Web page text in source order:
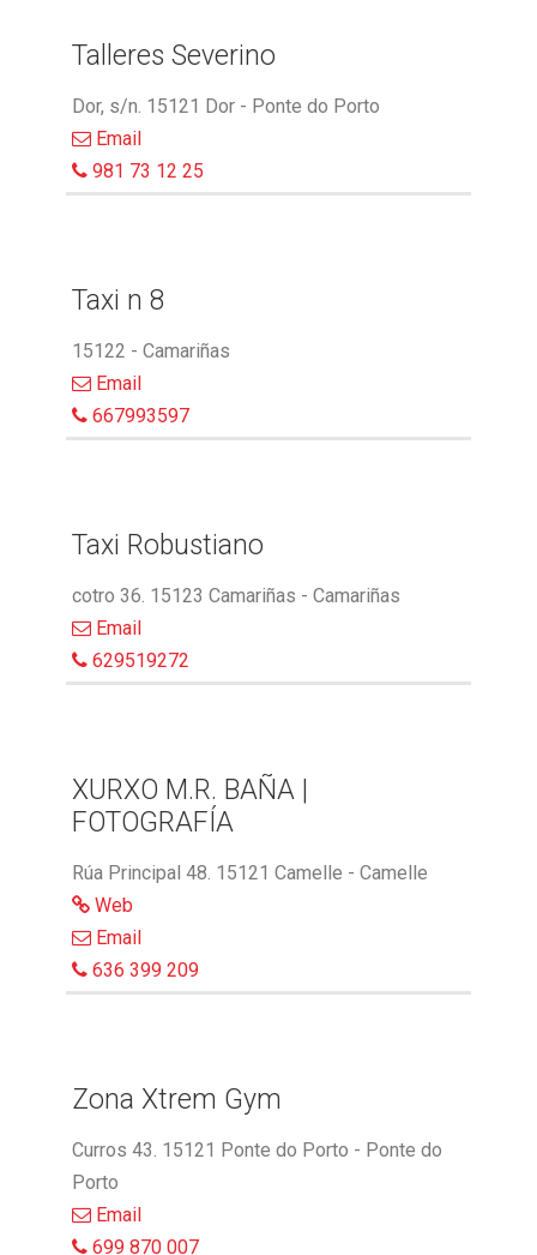
Talleres Severino
Dor, s/n. 15121 Dor - Ponte do Porto
Email
981 73 12 25
Taxi n 8
15122 - Camariñas
Email
667993597
Taxi Robustiano
cotro 36. 15123 Camariñas - Camariñas
Email
629519272
XURXO M.R. BAÑA |
FOTOGRAFÍA
Rúa Principal 48. 15121 Camelle - Camelle
Web
Email
636 399 209
Zona Xtrem Gym
Curros 43. 15121 Ponte do Porto - Ponte do
Porto
Email
699 870 007